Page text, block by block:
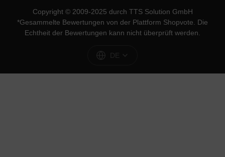
Copyright © 2009-2025 durch TTS Solution GmbH
*Gesammelte Bewertungen von der Plattform Shopvote . Die
Echtheit der Bewertungen kann nicht überprüft werden.
DE